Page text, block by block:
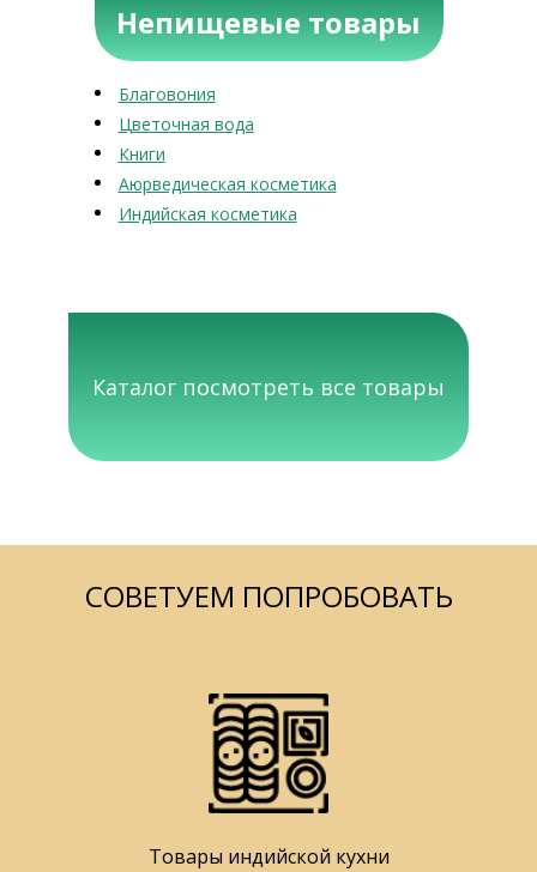
Непищевые товары
Благовония
Цветочная вода
Книги
Аюрведическая косметика
Индийская косметика
Каталог посмотреть все товары
СОВЕТУЕМ ПОПРОБОВАТЬ
Товары индийской кухни